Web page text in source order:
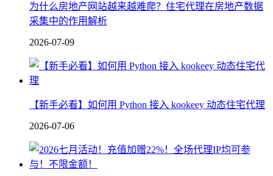
为什么房地产网站越来越难爬？住宅代理在房地产数据
采集中的作用解析
2026-07-09
【新手必看】如何用 Python 接入 kookeey 动态住宅代理
2026-07-06